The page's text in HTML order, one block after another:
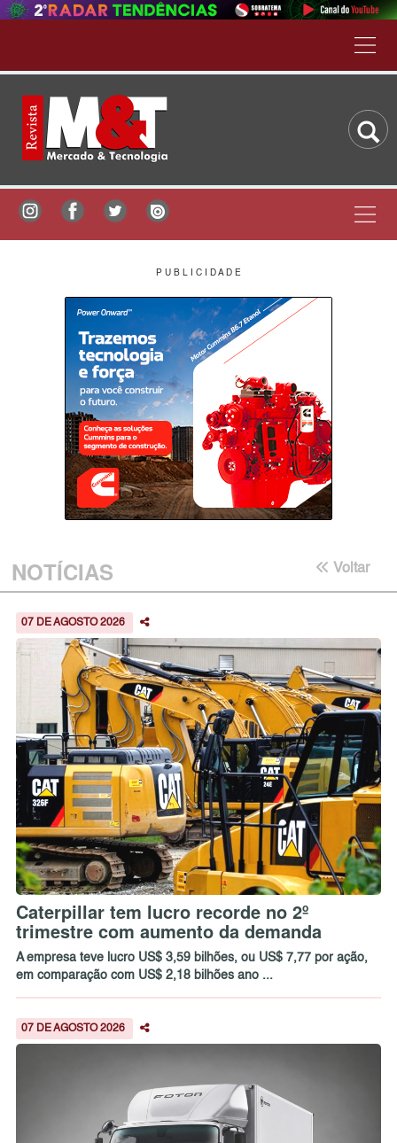
P U B L I C I D A D E
NOTÍCIAS Voltar
07 DE AGOSTO 2026
Caterpillar tem lucro recorde no 2º
trimestre com aumento da demanda
A empresa teve lucro US$ 3,59 bilhões, ou US$ 7,77 por ação,
em comparação com US$ 2,18 bilhões ano ...
07 DE AGOSTO 2026